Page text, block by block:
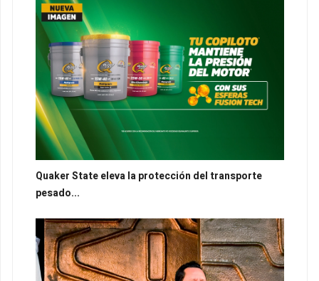
Quaker State eleva la protección del transporte
pesado...